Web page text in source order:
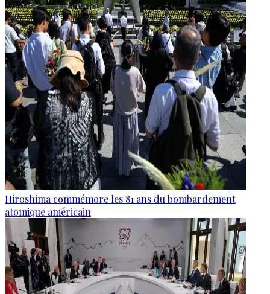
Hiroshima commémore les 81 ans du bombardement
atomique américain